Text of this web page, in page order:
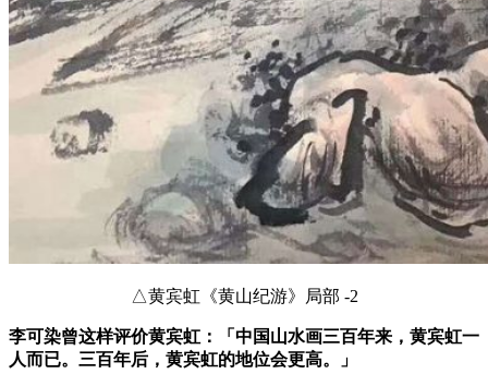
△黄宾虹《黄山纪游》局部 -2
李可染曾这样评价黄宾虹：「中国山水画三百年来，黄宾虹一
人而已。三百年后，黄宾虹的地位会更高。」